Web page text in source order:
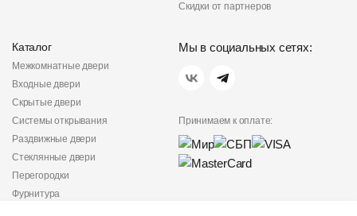
Скидки от партнеров
Каталог
Межкомнатные двери
Входные двери
Скрытые двери
Системы открывания
Раздвижные двери
Стеклянные двери
Перегородки
Фурнитура
Мы в социальных сетях:
Принимаем к оплате: